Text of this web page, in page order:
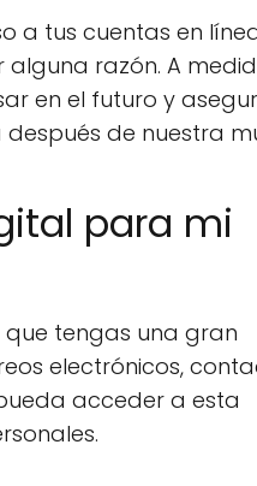
a tus cuentas en
razón. A
en el futuro y
de nuestra
para mi
tengas una gran
electrónicos,
acceder a esta